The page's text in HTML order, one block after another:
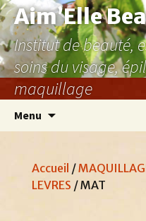
Aller
au
contenu
Aim’Elle
Institut de beauté,
soins du visage,
maquillage
Menu
Accueil /
LEVRES / MAT